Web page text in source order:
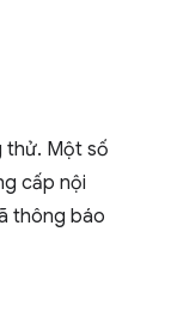
thử. Một số
cấp nội
thông báo